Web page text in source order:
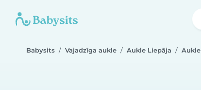
Babysits Vajadzīga aukle Aukle Liepāja Aukle